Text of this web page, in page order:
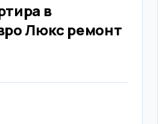
в
Люкс ремонт